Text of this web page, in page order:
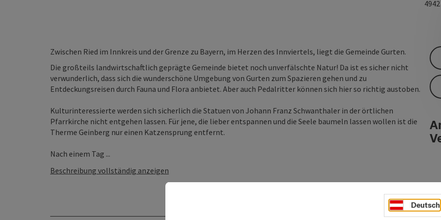
4942
Zwischen Ried im Innkreis und der Grenze zu Bayern, im Herzen des Innviertels, liegt die Gemeinde Gurten.
Die großteils landwirtschaftlich geprägte Gemeinde bietet noch unverfälschte Natur! Da ist es sicher nicht
verwunderlich, dass sich die wunderschöne Umgebung von Gurten zum Spazieren gehen und zu
Entdeckungsreisen durch Fauna und Flora anbietet. Aber auch Pedalritter können sich hier so richtig austoben.
Kulturinteressierte werden sich sicherlich die Statuen von Johann Franz Schwanthaler in der örtlichen
Pfarrkirche nicht entgehen lassen. Für jene, die lieber entspannen und die Seele baumeln lassen wollen ist die
Therme Geinberg nur einen Katzensprung entfernt.
Nach einem Tag ...
Beschreibung vollständig anzeigen
Deutsch